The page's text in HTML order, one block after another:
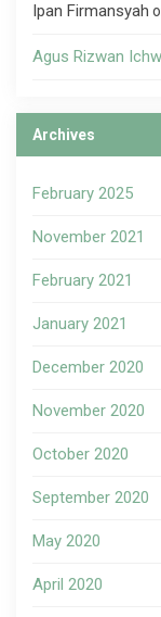
Ipan Firmansyah
Agus Rizwan
Archives
February 2025
November 2021
February 2021
January 2021
December 2020
November 2020
October 2020
September 2020
May 2020
April 2020